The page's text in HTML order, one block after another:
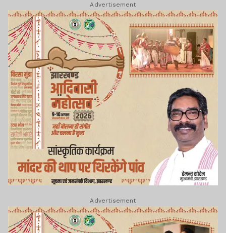
Advertisement
Advertisement